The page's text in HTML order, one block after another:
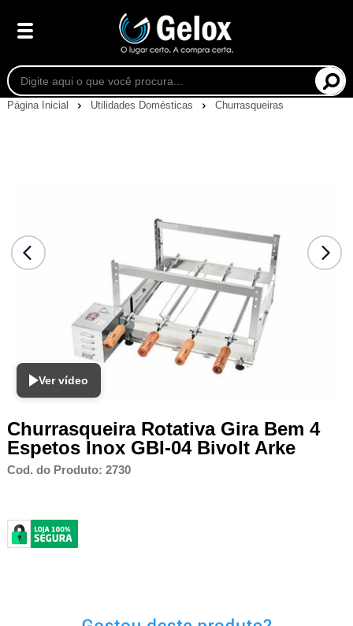
Página Inicial Utilidades Domésticas Churrasqueiras
Ver vídeo
Churrasqueira Rotativa Gira Bem 4
Espetos Inox GBI-04 Bivolt Arke
Cod. do Produto: 2730